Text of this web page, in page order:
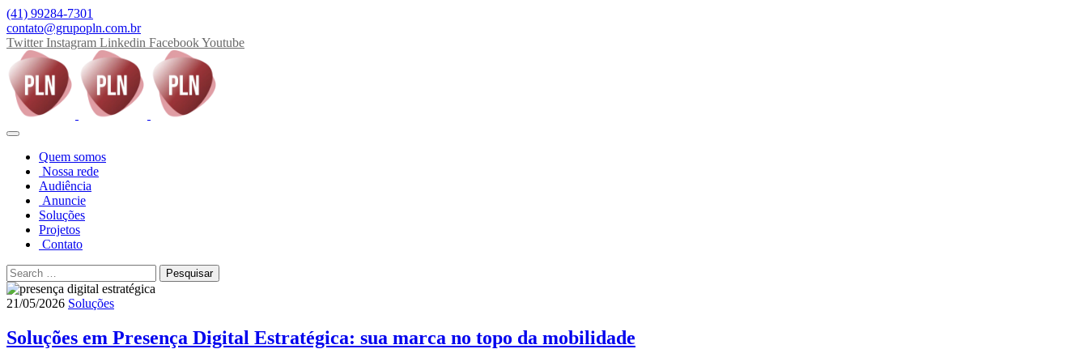
(41) 99284-7301
contato@grupopln.com.br
Twitter Instagram Linkedin FacebookYoutube
Quem somos
Nossa rede
Audiência
Anuncie
Soluções
Projetos
Contato
21/05/2026 Soluções
Soluções em Presença Digital Estratégica: sua marca no topo da mobilidade